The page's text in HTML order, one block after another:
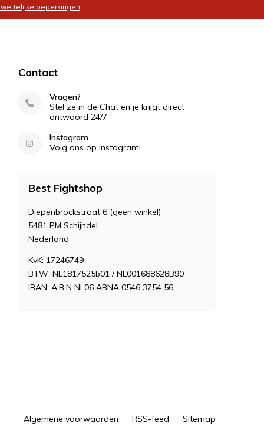
beperkingen
Contact
Vragen?
Stel ze in de Chat en je krijgt direct
antwoord 24/7
Instagram
Volg ons op Instagram!
Best Fightshop
Diepenbrockstraat 6 (geen winkel)
5481 PM Schijndel
Nederland
KvK: 17246749
BTW: NL1817525b01 / NL001688628B90
IBAN: A.B.N NL06 ABNA 0546 3754 56
Algemene voorwaarden RSS-feed Sitemap